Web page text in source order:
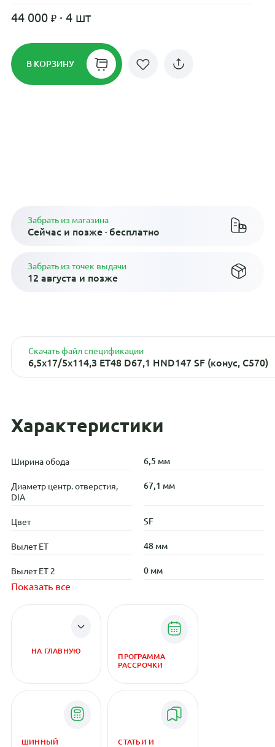
44 000 · 4 шт
В КОРЗИНУ
Забрать из магазина
Сейчас и позже · бесплатно
Забрать из точек выдачи
12 августа и позже
Скачать файл спецификации
6,5x17/5x114,3 ET48 D67,1 HND147 SF (конус, C570)
Характеристики
Ширина обода 6,5 мм
Диаметр центр. отверстия,
DIA
67,1 мм
Цвет SF
Вылет ET 48 мм
Вылет ET 2 0 мм
Показать все
НА ГЛАВНУЮ
ПРОГРАММА
РАССРОЧКИ
ШИННЫЙ
СТАТЬИ И